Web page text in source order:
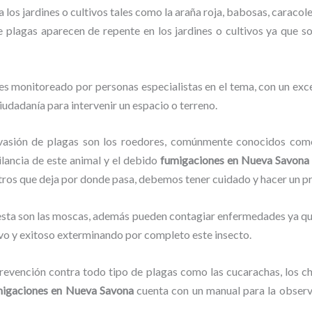
jardines o cultivos tales como la araña roja, babosas,
aparecen de repente en los jardines o cultivos ya que
monitoreado por personas especialistas en el tema, con un
para intervenir un espacio o terreno.
de plagas son los roedores, comúnmente conocidos
de este animal y el debido fumigaciones en Nueva Savona
que deja por donde pasa, debemos tener cuidado y hacer un
son las moscas, además pueden contagiar enfermedades ya
y exitoso exterminando por completo este insecto.
contra todo tipo de plagas como las cucarachas, los
en Nueva Savonacuenta con un manual para la